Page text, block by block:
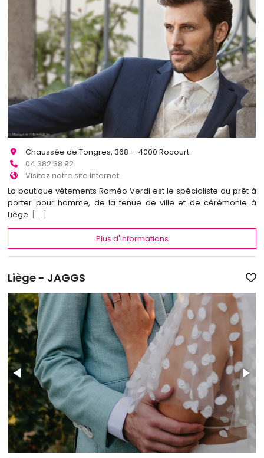
Chaussée de Tongres, 368 - 4000 Rocourt
04 382 38 92
Visitez notre site Internet
La boutique vêtements Roméo Verdi est le spécialiste du prêt à
porter pour homme, de la tenue de ville et de cérémonie à
Liège.
[...]
Plus d'informations
Liège - JAGGS